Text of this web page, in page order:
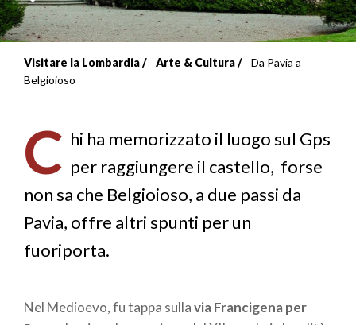
Briciole
pane
Visitare la Lombardia Arte & Cultura
Da Pavia a
Belgioioso
C hi ha memorizzato il luogo sul Gps
per raggiungere il castello, forse
non sa che Belgioioso, a due passi da
Pavia, offre altri spunti per un
fuoriporta.
Nel Medioevo, fu tappa sullavia Francigena per